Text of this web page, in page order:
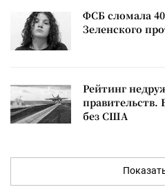
ФСБ сломала
Зеленского
Рейтинг
правительств.
без США